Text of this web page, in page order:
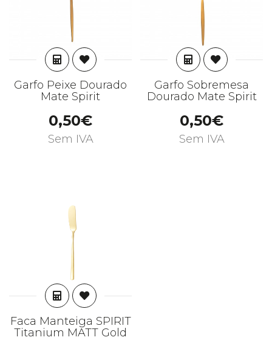
ADICIONAR
Garfo Peixe Dourado
Mate Spirit
0,50€
Sem IVA
ADICIONAR
Garfo Sobremesa
Dourado Mate Spirit
0,50€
Sem IVA
ADICIONAR
Faca Manteiga SPIRIT
Titanium MATT Gold